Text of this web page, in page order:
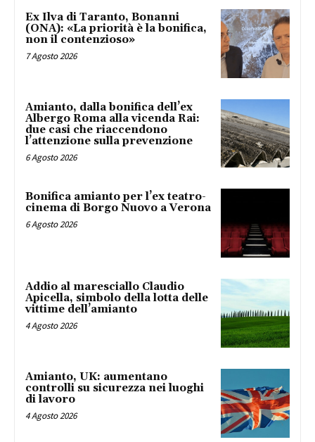
Ex Ilva di Taranto, Bonanni
(ONA): «La priorità è la bonifica,
non il contenzioso»
7 Agosto 2026
Amianto, dalla bonifica dell’ex
Albergo Roma alla vicenda Rai:
due casi che riaccendono
l’attenzione sulla prevenzione
6 Agosto 2026
Bonifica amianto per l’ex teatro-
cinema di Borgo Nuovo a Verona
6 Agosto 2026
Addio al maresciallo Claudio
Apicella, simbolo della lotta delle
vittime dell’amianto
4 Agosto 2026
Amianto, UK: aumentano
controlli su sicurezza nei luoghi
di lavoro
4 Agosto 2026